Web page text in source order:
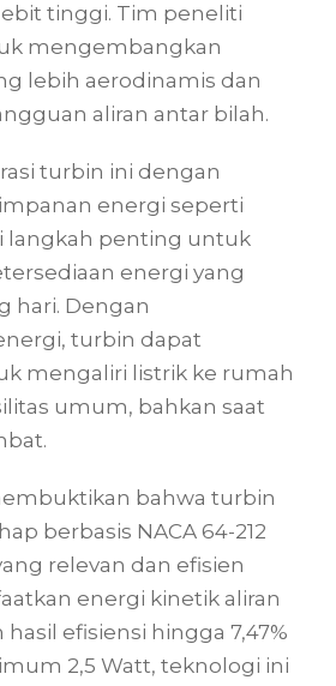
tinggi. Tim peneliti
mengembangkan
lebih aerodinamis dan
aliran antar bilah.
turbin ini dengan
energi seperti
langkah penting untuk
energi yang
hari. Dengan
turbin dapat
mengaliri listrik ke rumah
umum, bahkan saat
bahwa turbin
berbasis NACA 64-212
relevan dan efisien
energi kinetik aliran
efisiensi hingga 7,47%
2,5 Watt, teknologi ini